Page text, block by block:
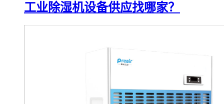
工业除湿机设备供应找哪家？